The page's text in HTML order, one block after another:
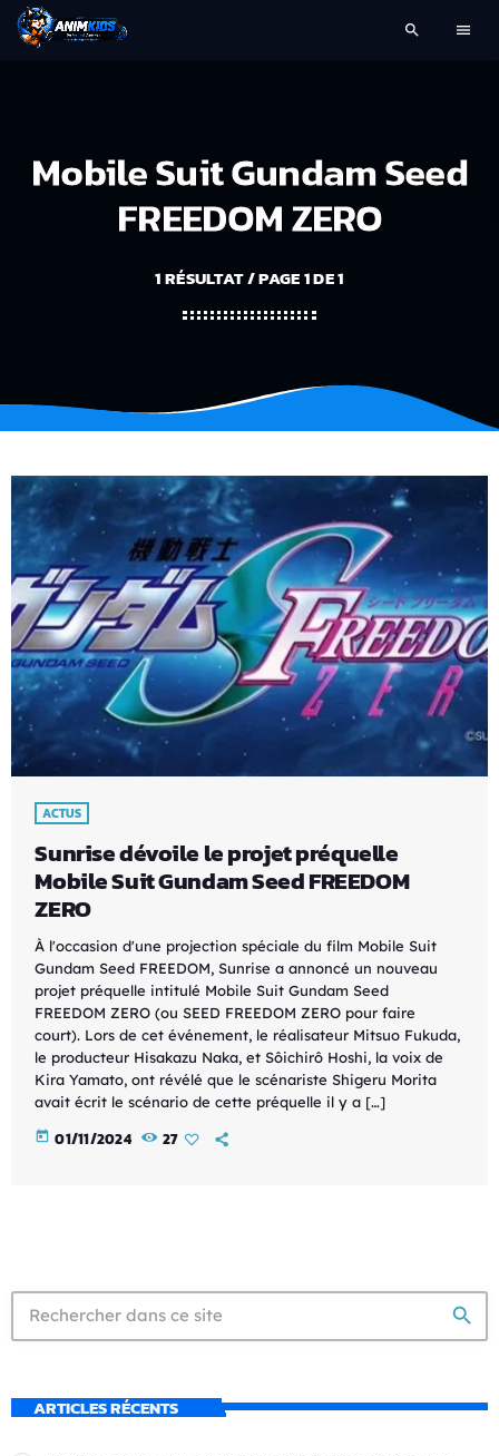
search menu
Mobile Suit Gundam Seed
FREEDOM ZERO
1 RÉSULTAT / PAGE 1 DE 1
ACTUS
Sunrise dévoile le projet préquelle
Mobile Suit Gundam Seed FREEDOM
ZERO
À l'occasion d'une projection spéciale du film Mobile Suit
Gundam Seed FREEDOM, Sunrise a annoncé un nouveau
projet préquelle intitulé Mobile Suit Gundam Seed
FREEDOM ZERO (ou SEED FREEDOM ZERO pour faire
court). Lors de cet événement, le réalisateur Mitsuo Fukuda,
le producteur Hisakazu Naka, et Sôichirô Hoshi, la voix de
Kira Yamato, ont révélé que le scénariste Shigeru Morita
avait écrit le scénario de cette préquelle il y a […]
today 01/11/2024 27
search
ARTICLES RÉCENTS